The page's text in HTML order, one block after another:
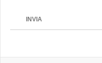
INVIA